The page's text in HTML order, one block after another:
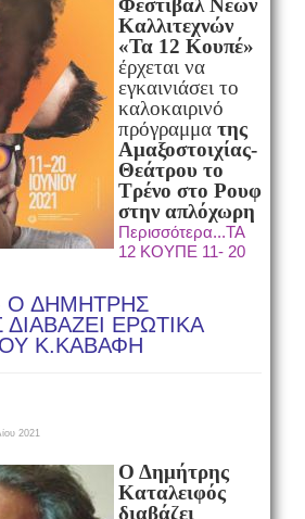
Φεστιβάλ Νέων
Καλλιτεχνών
«Τα 12 Κουπέ»
έρχεται να
εγκαινιάσει το
καλοκαιρινό
πρόγραμμα της
Αμαξοστοιχίας-
Θεάτρου το
Τρένο στο Ρουφ
στην απλόχωρη
Περισσότερα...ΤΑ
12 ΚΟΥΠΕ 11- 20
Ο ΔΗΜΗΤΡΗΣ
ΕΡΩΤΙΚΑ
Κ.ΚΑΒΑΦΗ
2021
Ο Δημήτρης
Καταλειφός
διαβάζει